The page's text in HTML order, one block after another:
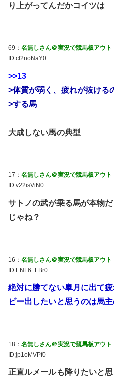
り上がってんだかコイツは
69： 名無しさん＠実況で競馬板アウト
ID:cl2noNaY0
>>13
>体質が弱く、疲れが抜ける
>する馬
大成しない馬の典型
17： 名無しさん＠実況で競馬板アウト
ID:v22isViN0
サトノの武が乗る馬が本物
じゃね？
16： 名無しさん＠実況で競馬板アウト
ID:ENL6+FBr0
絶対に勝てない皐月に出て
ビー出したいと思うのは馬
18： 名無しさん＠実況で競馬板アウト
ID:jp1oMVPf0
正直ルメールも降りたいと